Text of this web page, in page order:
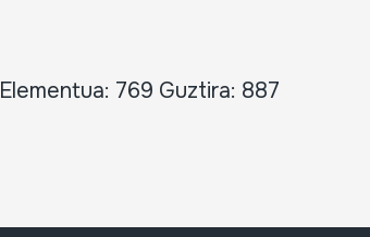
Elementua: 769 Guztira: 887